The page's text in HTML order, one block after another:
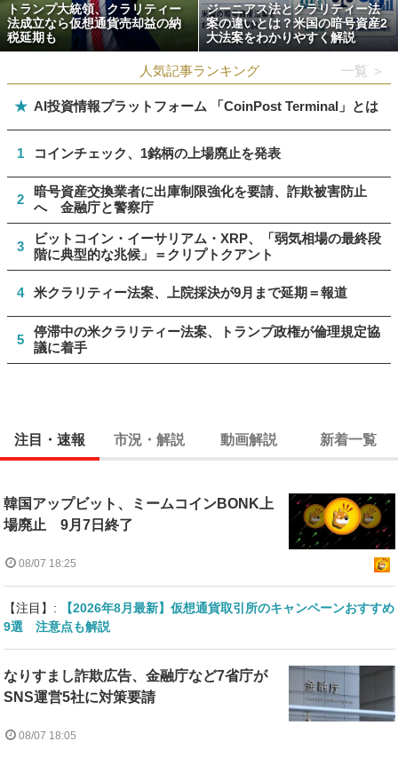
トランプ大統領、クラリティー
法成立なら仮想通貨売却益の納
税延期も
ジーニアス法とクラリティー法
案の違いとは？米国の暗号資産2
大法案をわかりやすく解説
人気記事ランキング 一覧 ＞
★ AI投資情報プラットフォーム 「CoinPost Terminal」とは
1 コインチェック、1銘柄の上場廃止を発表
2
暗号資産交換業者に出庫制限強化を要請、詐欺被害防止
へ 金融庁と警察庁
3
ビットコイン・イーサリアム・XRP、「弱気相場の最終段
階に典型的な兆候」＝クリプトクアント
4 米クラリティー法案、上院採決が9月まで延期＝報道
5
停滞中の米クラリティー法案、トランプ政権が倫理規定協
議に着手
注目・速報 市況・解説 動画解説 新着一覧
韓国アップビット、ミームコインBONK上
場廃止 9月7日終了
08/07 18:25
【注目】:
【2026年8月最新】仮想通貨取引所のキャンペーンおすすめ
9選 注意点も解説
なりすまし詐欺広告、金融庁など7省庁が
SNS運営5社に対策要請
08/07 18:05